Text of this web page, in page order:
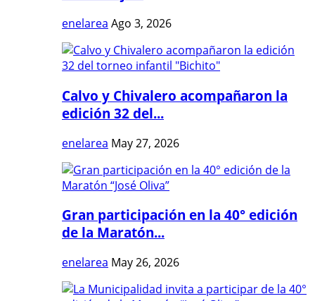
enelarea Ago 3, 2026
Calvo y Chivalero acompañaron la
edición 32 del...
enelarea May 27, 2026
Gran participación en la 40° edición
de la Maratón...
enelarea May 26, 2026